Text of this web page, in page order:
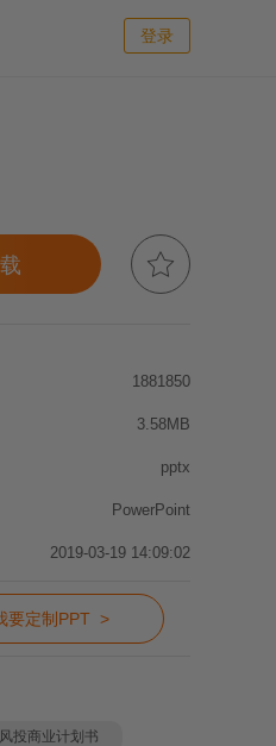
登录

1881850
3.58MB
pptx
PowerPoint
2019-03-19 14:09:02
要定制PPT >
风投商业计划书